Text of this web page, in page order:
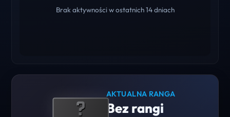
Brak aktywności w ostatnich 14 dniach
AKTUALNA RANGA
Bez rangi